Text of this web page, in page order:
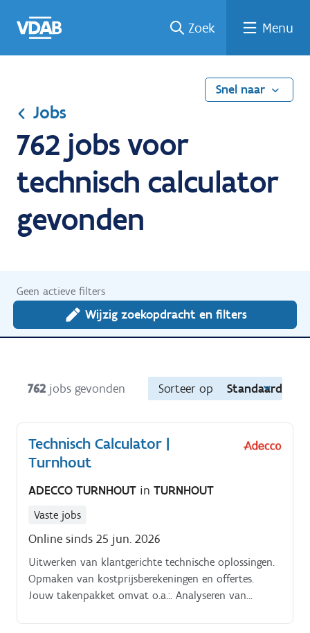
naar
een
een
job
naar
Zoek Menu
Snel naar
Jobs
762 jobs voor
technisch calculator
gevonden
Geen actieve filters
Wijzig zoekopdracht en filters
762 jobs gevonden Sorteer op Standaard
Technisch Calculator |
Turnhout
ADECCO TURNHOUT in TURNHOUT
Vaste jobs
Online sinds 25 jun. 2026
Uitwerken van klantgerichte technische oplossingen.
Opmaken van kostprijsberekeningen en offertes.
Jouw takenpakket omvat o.a.:. Analyseren van